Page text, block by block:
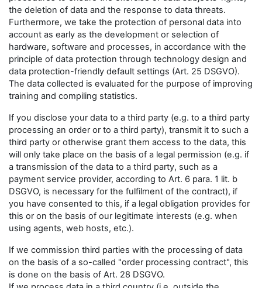
the deletion of data and the response to data threats.
Furthermore, we take the protection of personal data into
account as early as the development or selection of
hardware, software and processes, in accordance with the
principle of data protection through technology design and
data protection-friendly default settings (Art. 25 DSGVO).
The data collected is evaluated for the purpose of improving
training and compiling statistics.
If you disclose your data to a third party (e.g. to a third party
processing an order or to a third party), transmit it to such a
third party or otherwise grant them access to the data, this
will only take place on the basis of a legal permission (e.g. if
a transmission of the data to a third party, such as a
payment service provider, according to Art. 6 para. 1 lit. b
DSGVO, is necessary for the fulfilment of the contract), if
you have consented to this, if a legal obligation provides for
this or on the basis of our legitimate interests (e.g. when
using agents, web hosts, etc.).
If we commission third parties with the processing of data
on the basis of a so-called "order processing contract", this
is done on the basis of Art. 28 DSGVO.